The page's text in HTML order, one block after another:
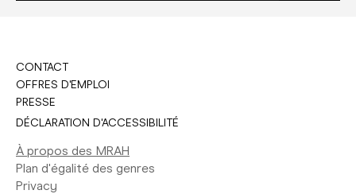
CONTACT
OFFRES D'EMPLOI
PRESSE
DÉCLARATION D'ACCESSIBILITÉ
À propos des MRAH
Plan d'égalité des genres
Privacy